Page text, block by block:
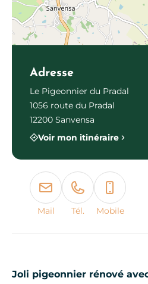
Joli pigeonnier rénové
Adresse
Le Pigeonnier du Pradal
1056 route du Pradal
12200 Sanvensa
Voir mon itinéraire
Mail Tél. Mobile